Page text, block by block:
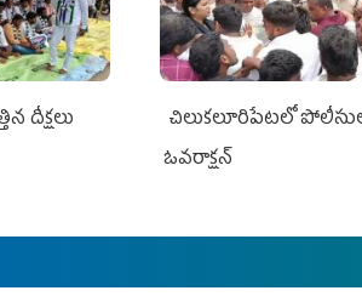
దీక్షలు
చిలుక‌లూరిపేట‌లో
ఓవ‌రాక్ష‌న్‌